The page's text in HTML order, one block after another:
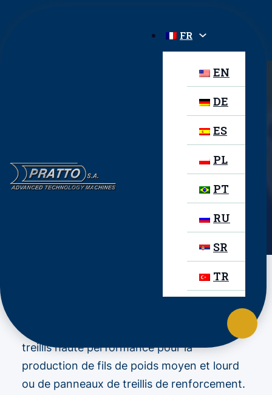
FR
EN
DE
ES
PL
PT
RU
SR
TR
PRODUIT PRÉCÉDENT
Starweld PE
PRODUIT SUIVANT
Starweld PO-AIT
STARWELD PO est une ligne de soudage de
treillis haute performance pour la
production de fils de poids moyen et lourd
ou de panneaux de treillis de renforcement.